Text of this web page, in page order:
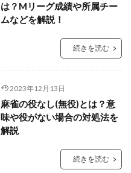
は？Mリーグ成績や所属チー
ムなどを解説！
続きを読む
2023年12月13日
麻雀の役なし(無役)とは？意
味や役がない場合の対処法を
解説
続きを読む